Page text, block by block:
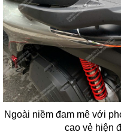
Ngoài niềm đam mê với
cao vẻ hiện